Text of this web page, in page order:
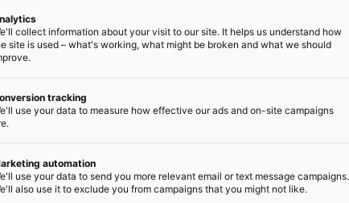
collect information about your visit to our site. It helps us understand how
site is used – what's working, what might be broken and what we should
tracking
use your data to measure how effective our ads and on-site campaigns
automation
use your data to send you more relevant email or text message campaigns.
also use it to exclude you from campaigns that you might not like.